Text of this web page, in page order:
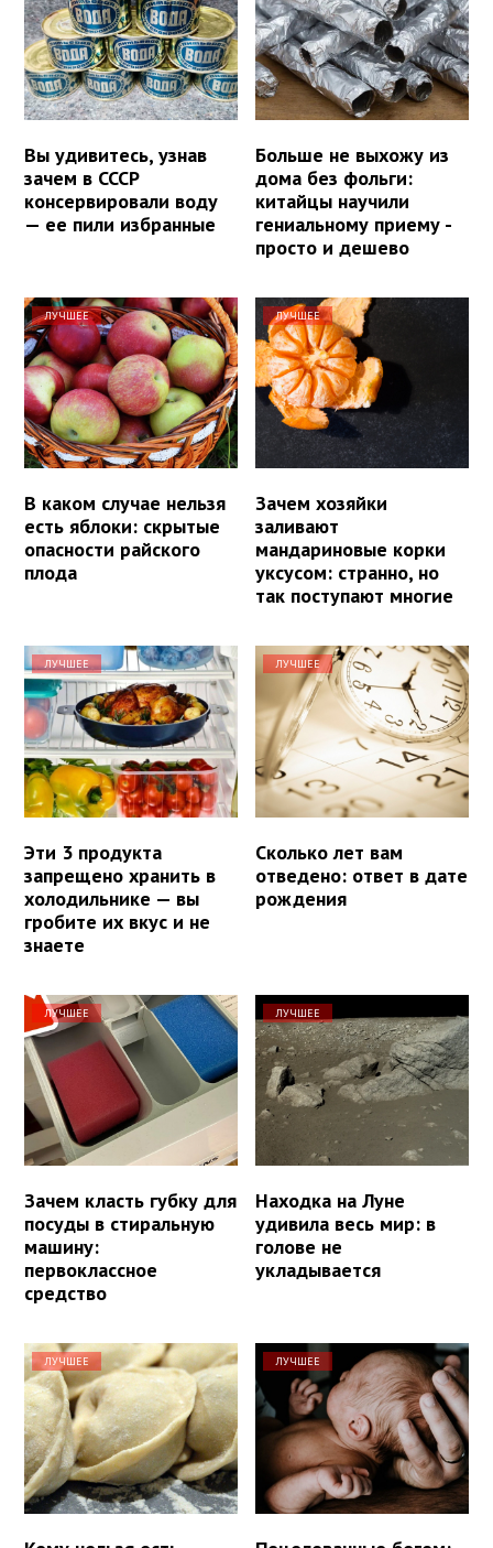
Вы удивитесь, узнав
зачем в СССР
консервировали воду
— ее пили избранные
Больше не выхожу из
дома без фольги:
китайцы научили
гениальному приему -
просто и дешево
ЛУЧШЕЕ
В каком случае нельзя
есть яблоки: скрытые
опасности райского
плода
ЛУЧШЕЕ
Зачем хозяйки
заливают
мандариновые корки
уксусом: странно, но
так поступают многие
ЛУЧШЕЕ
Эти 3 продукта
запрещено хранить в
холодильнике — вы
гробите их вкус и не
знаете
ЛУЧШЕЕ
Сколько лет вам
отведено: ответ в дате
рождения
ЛУЧШЕЕ
Зачем класть губку для
посуды в стиральную
машину:
первоклассное
средство
ЛУЧШЕЕ
Находка на Луне
удивила весь мир: в
голове не
укладывается
ЛУЧШЕЕ ЛУЧШЕЕ